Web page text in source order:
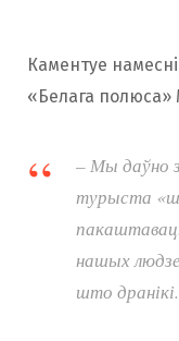
Каментуе
«Белага полюса»
– Мы даўно
турыста
нашых
што дранікі.